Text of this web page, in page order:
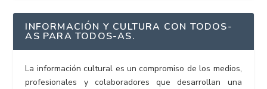
INFORMACIÓN Y CULTURA CON TODOS-
AS PARA TODOS-AS.
La información cultural es un compromiso de los medios,
profesionales y colaboradores que desarrollan una